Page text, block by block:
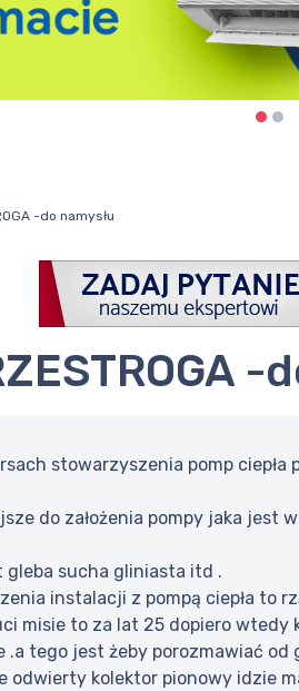
-do namysłu
-
stowarzyszenia pomp
do założenia pompy jaka jest
gleba sucha gliniasta itd .
instalacji z pompą ciepła to
misie to za lat 25 dopiero wtedy
.a tego jest żeby porozmawiać od
odwierty kolektor pionowy idzie